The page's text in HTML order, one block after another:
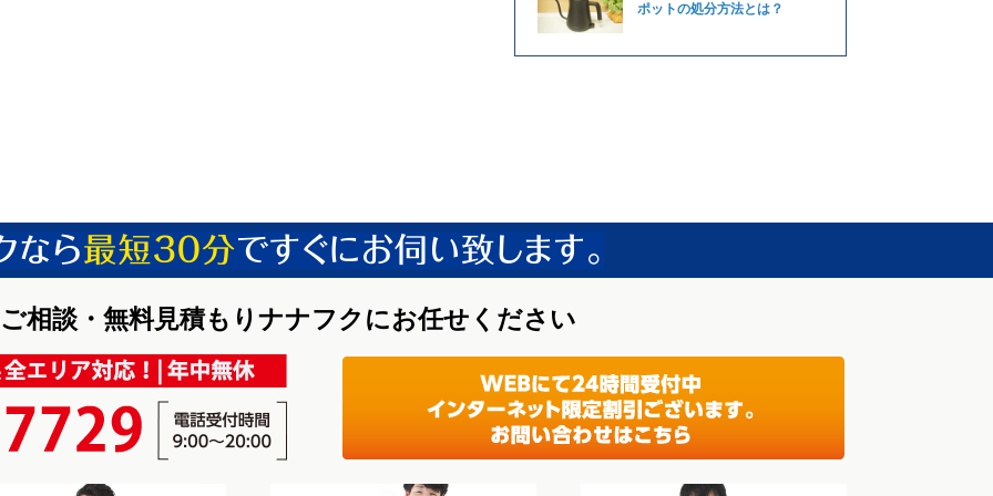
ポットの処分方法とは？
相談・無料見積もりナナフクにお任せください